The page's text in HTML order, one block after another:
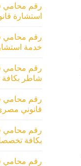
رقم محامي
استشارة
رقم محامي
خدمة
رقم محامي
شاطر
رقم محامي
قانوني
رقم محامي
بكافة
رقم محامي